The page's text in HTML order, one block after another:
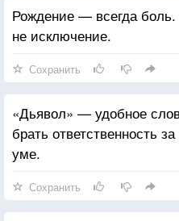
Рождение — всегда
не исключение.
Сохранить
«Дьявол» — удобное
брать ответственность
уме.
Сохранить